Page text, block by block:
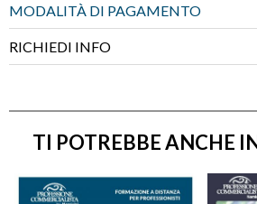
MODALITÀ DI PAGAMENTO
RICHIEDI INFO
TI POTREBBE ANCHE